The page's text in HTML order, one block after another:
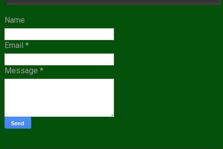
Name
Email *
Message *